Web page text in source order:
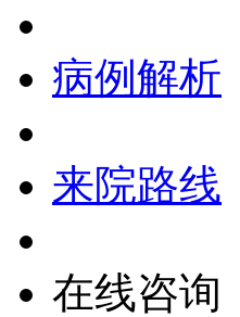
病例解析
来院路线
在线咨询